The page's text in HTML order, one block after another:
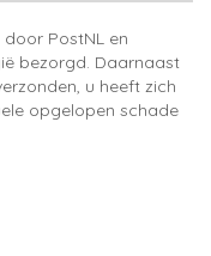
PostNL en
bezorgd. Daarnaast
u heeft zich
opgelopen schade